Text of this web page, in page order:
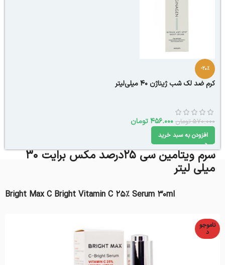
-20%
کرم ضد لک شب ژیناژن 40 میلی‌لیتر
570.000 تومان 456.000تومان
افزودن به سبد خرید
سرم ویتامین سی 25درصد مکس برایت 30
میلی لیتر
Bright Max C Bright Vitamin C 25% Serum 30ml
ناموجو
د